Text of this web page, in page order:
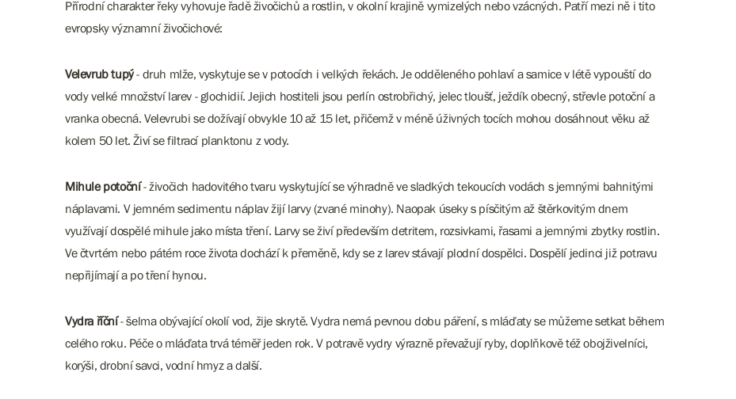
Přírodní charakter řeky vyhovuje řadě živočichů a rostlin, v okolní krajině vymizelých nebo vzácných. Patří mezi ně i tito
evropsky významní živočichové:
Velevrub tupý- druh mlže, vyskytuje se v potocích i velkých řekách. Je odděleného pohlaví a samice v létě vypouští do
vody velké množství larev - glochidií. Jejich hostiteli jsou perlín ostrobřichý, jelec tloušť, ježdík obecný, střevle potoční a
vranka obecná. Velevrubi se dožívají obvykle 10 až 15 let, přičemž v méně úživných tocích mohou dosáhnout věku až
kolem 50 let. Živí se filtrací planktonu z vody.
Mihule potoční- živočich hadovitého tvaru vyskytující se výhradně ve sladkých tekoucích vodách s jemnými bahnitými
náplavami. V jemném sedimentu náplav žijí larvy (zvané minohy). Naopak úseky s písčitým až štěrkovitým dnem
využívají dospělé mihule jako místa tření. Larvy se živí především detritem, rozsivkami, řasami a jemnými zbytky rostlin.
Ve čtvrtém nebo pátém roce života dochází k přeměně, kdy se z larev stávají plodní dospělci. Dospělí jedinci již potravu
nepřijímají a po tření hynou.
Vydra říční- šelma obývající okolí vod, žije skrytě. Vydra nemá pevnou dobu páření, s mláďaty se můžeme setkat během
celého roku. Péče o mláďata trvá téměř jeden rok. V potravě vydry výrazně převažují ryby, doplňkově též obojživelníci,
korýši, drobní savci, vodní hmyz a další.